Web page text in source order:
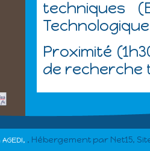
techniques
Proximité
de recherche
, Hébergement par Net15,